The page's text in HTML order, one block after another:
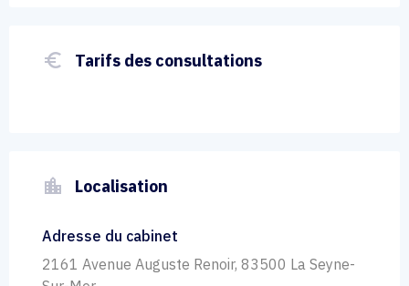
euro_symbol Tarifs des consultations
location_city Localisation
Adresse du cabinet
2161 Avenue Auguste Renoir, 83500 La Seyne-